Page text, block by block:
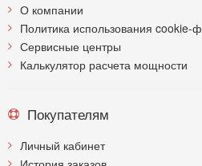
О компании
Политика использования cookie-
Сервисные центры
Калькулятор расчета мощности
Покупателям
Личный кабинет